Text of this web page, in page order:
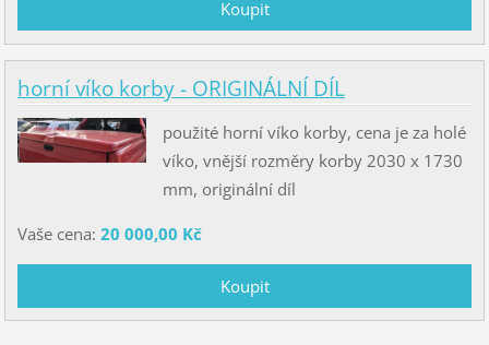
horní víko korby - ORIGINÁLNÍ DÍL
použité horní víko korby, cena je za holé
víko, vnější rozměry korby 2030 x 1730
mm, originální díl
Vaše cena: 20 000,00 Kč